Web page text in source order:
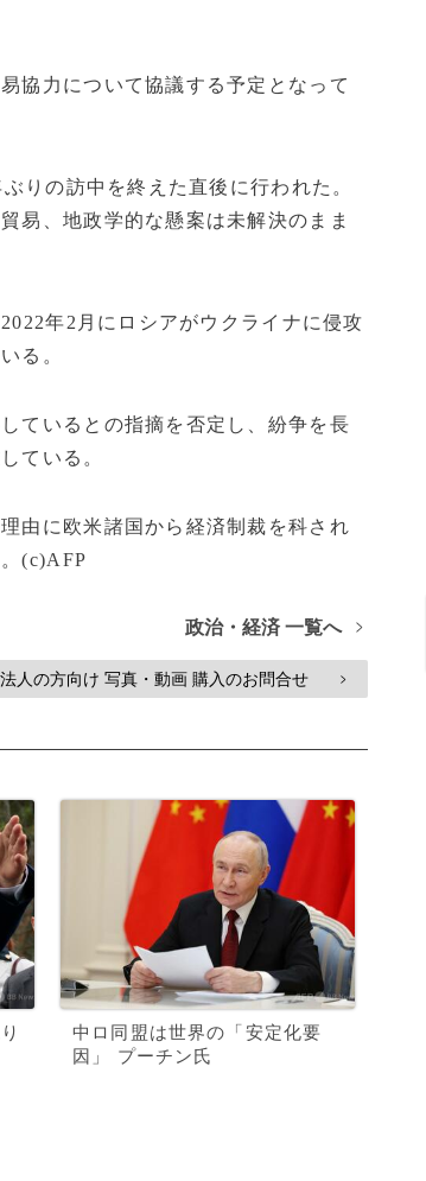
協力について協議する予定となって
りの訪中を終えた直後に行われた。
易、地政学的な懸案は未解決のまま
年2月にロシアがウクライナに侵攻
る。
ているとの指摘を否定し、紛争を長
ている。
由に欧米諸国から経済制裁を科され
(c)AFP
政治・経済 一覧へ >
人の方向け 写真・動画 購入のお問合せ >
中ロ同盟は世界の「安定化要
因」 プーチン氏